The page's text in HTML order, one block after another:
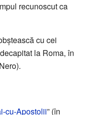
recunoscut ca
cu cei
la Roma, în
cu-Apostolii” (în